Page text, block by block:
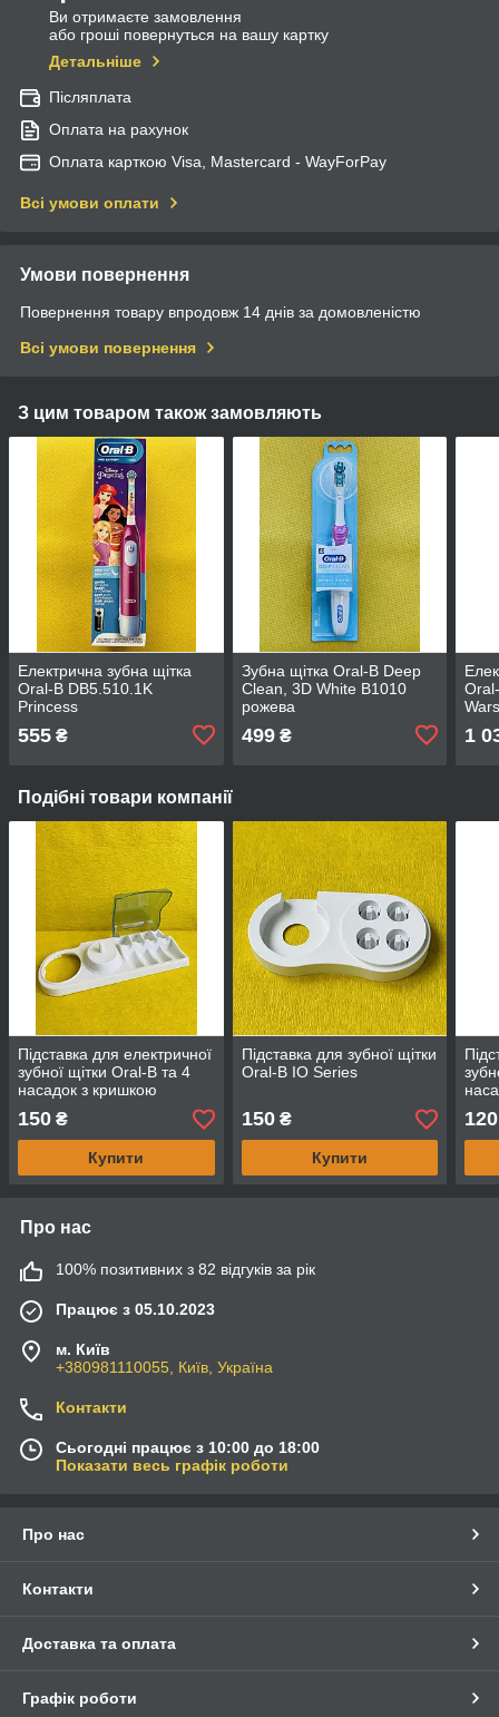
Ви отримаєте замовлення
або гроші повернуться на вашу картку
Детальніше
Післяплата
Оплата на рахунок
Оплата карткою Visa, Mastercard - WayForPay
Всі умови оплати
Умови повернення
Повернення товару впродовж 14 днів за домовленістю
Всі умови повернення
З цим товаром також замовляють
Електрична зубна щітка
Oral-B DB5.510.1K
Princess
555 ₴
Зубна щітка Oral-B Deep
Clean, 3D White B1010
рожева
499₴ 1
Подібні товари компанії
Підставка для електричної
зубної щітки Oral-B та 4
насадок з кришкою
150 ₴
Купити
Підставка для зубної щітки
Oral-B IO Series
150₴
Купити
120
Про нас
100% позитивних з 82 відгуків за рік
Працює з 05.10.2023
м. Київ
+380981110055, Київ, Україна
Контакти
Сьогодні працює з 10:00 до 18:00
Показати весь графік роботи
Про нас
Контакти
Доставка та оплата
Графік роботи